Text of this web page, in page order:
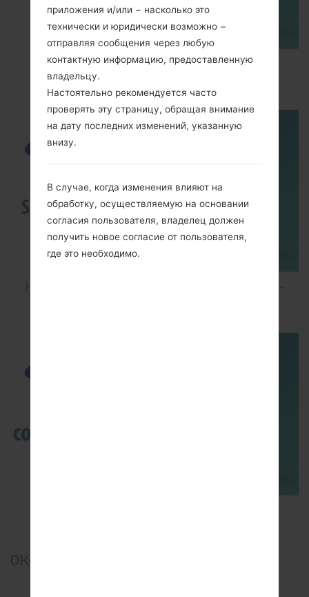
How to Flash Stock Firmware on Samsung
Smartphone using Odin?
How to Hard Reset on Samsung Galaxy G6 SM-
0Комментарии
приложения и/или − насколько это
технически и юридически возможно −
отправляя сообщения через любую
контактную информацию, предоставленную
владельцу.
Настоятельно рекомендуется часто
проверять эту страницу, обращая внимание
на дату последних изменений, указанную
внизу.
В случае, когда изменения влияют на
обработку, осуществляемую на основании
согласия пользователя, владелец должен
получить новое согласие от пользователя,
где это необходимо.